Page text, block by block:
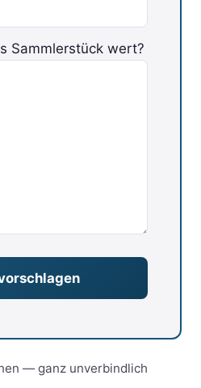
Feld leer.
Sammlerstück wert?
— ganz unverbindlich